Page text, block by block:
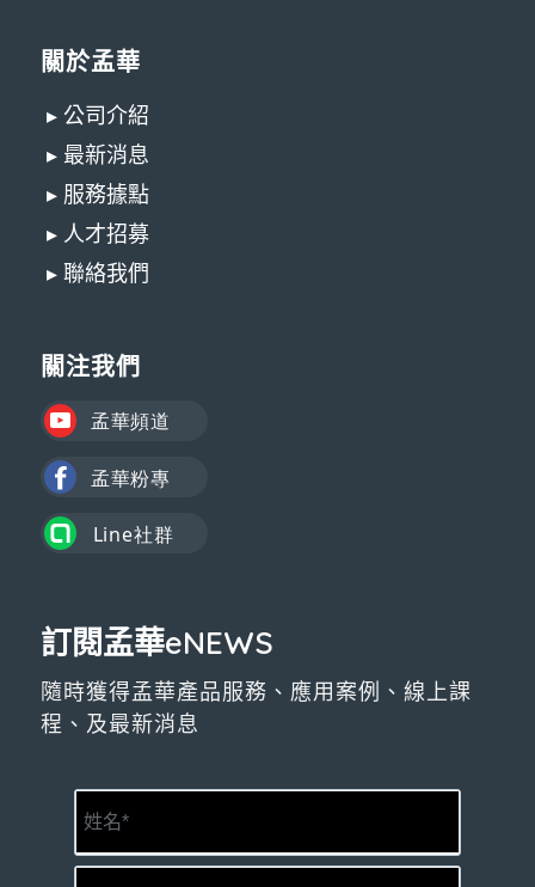
關於孟華
▸ 公司介紹
▸ 最新消息
▸ 服務據點
▸ 人才招募
▸ 聯絡我們
關注我們
訂閱孟華eNEWS
隨時獲得孟華產品服務、應用案例、線上課
程、及最新消息